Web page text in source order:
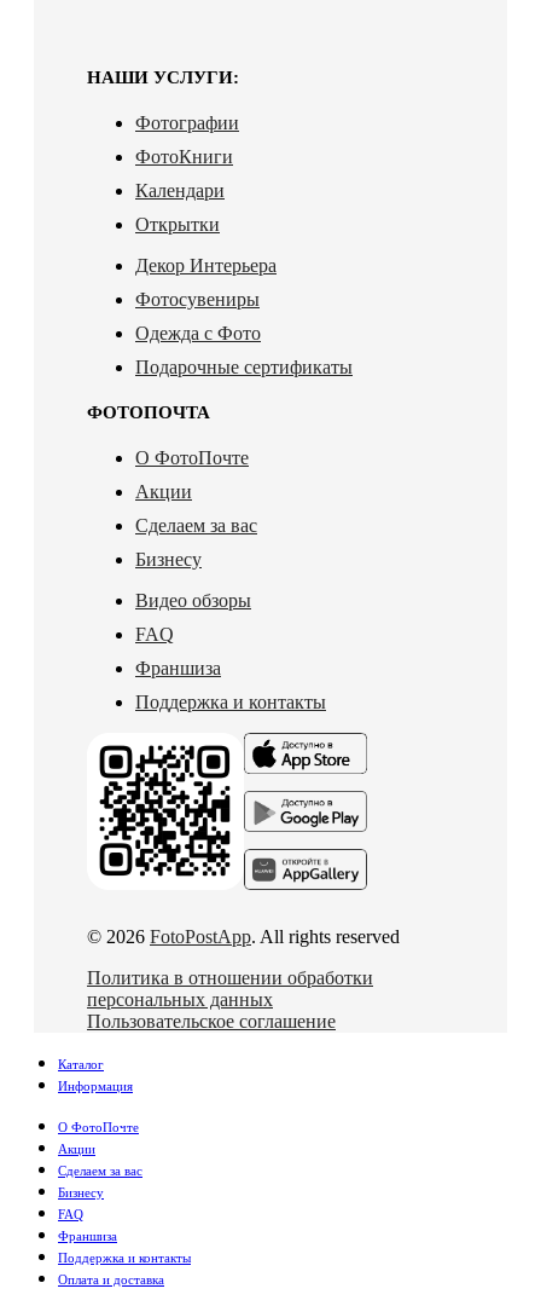
НАШИ УСЛУГИ:
Фотографии
ФотоКниги
Календари
Открытки
Декор Интерьера
Фотосувениры
Одежда с Фото
Подарочные сертификаты
ФОТОПОЧТА
О ФотоПочте
Акции
Сделаем за вас
Бизнесу
Видео обзоры
FAQ
Франшиза
Поддержка и контакты
© 2026 FotoPostApp. All rights reserved
Политика в отношении обработки
персональных данных
Пользовательское соглашение
Каталог
Информация
О ФотоПочте
Акции
Сделаем за вас
Бизнесу
FAQ
Франшиза
Поддержка и контакты
Оплата и доставка